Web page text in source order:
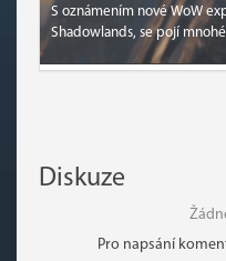
S oznámením nové WoW
Shadowlands, se pojí
Diskuze
Pro napsání